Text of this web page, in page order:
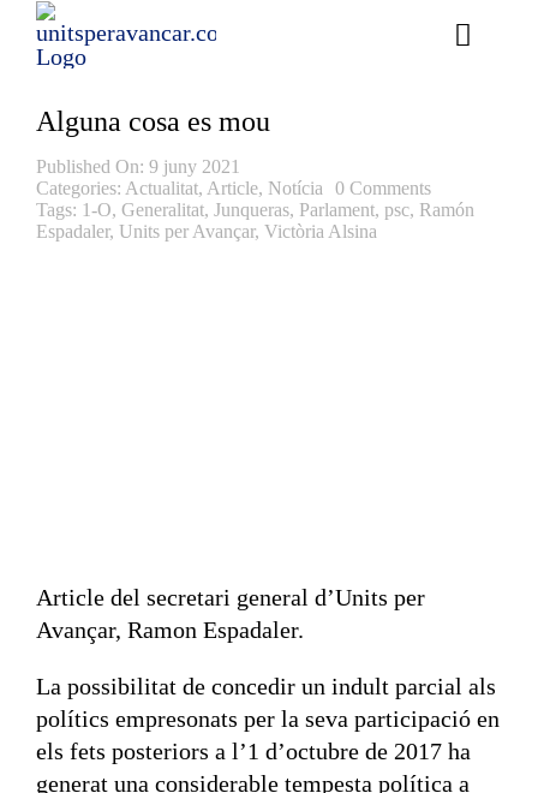
Skip
Toggle
Alguna cosa es mou
Published On: 9 juny 2021
Categories: Actualitat, Article, Notícia
0 Comments
Tags: 1-O, Generalitat, Junqueras, Parlament, psc, Ramón
Espadaler, Units per Avançar, Victòria Alsina
Article del secretari general d’Units per
Avançar, Ramon Espadaler.
La possibilitat de concedir un indult parcial als
polítics empresonats per la seva participació en
els fets posteriors a l’1 d’octubre de 2017 ha
generat una considerable tempesta política a